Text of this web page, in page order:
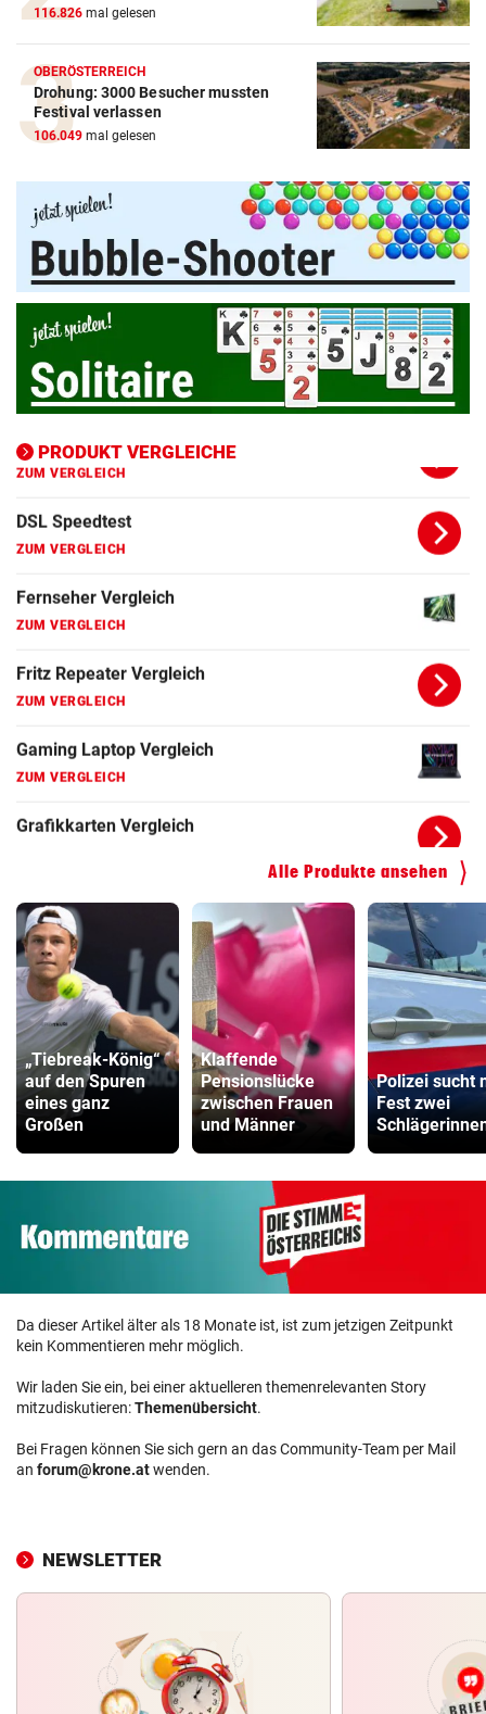
116.826 mal gelesen
OBERÖSTERREICH
Drohung: 3000 Besucher mussten
Festival verlassen
106.049 mal gelesen
PRODUKT VERGLEICHE
Amazon-Kindle Vergleich
ZUM VERGLEICH
Apple-iPad Vergleich
ZUM VERGLEICH
Apple-iPhone Vergleich
ZUM VERGLEICH
Apple Macbook Vergleich
ZUM VERGLEICH
Bluetooth Lautsprecher Vergleich
ZUM VERGLEICH
ZUM VERGLEICH
ZUM VERGLEICH
ZUM VERGLEICH
ZUM VERGLEICH
ZUM VERGLEICH
Alle Produkte ansehen
„Tiebreak-König“
auf den Spuren
eines ganz
Großen
Klaffende
Pensionslücke
zwischen Frauen
und Männer
Polizei sucht
Fest zwei
Da dieser Artikel älter als 18 Monate ist, ist zum jetzigen Zeitpunkt
kein Kommentieren mehr möglich.
Wir laden Sie ein, bei einer aktuelleren themenrelevanten Story
mitzudiskutieren:Themenübersicht.
Bei Fragen können Sie sich gern an das Community-Team per Mail
an forum@krone.atwenden.
NEWSLETTER